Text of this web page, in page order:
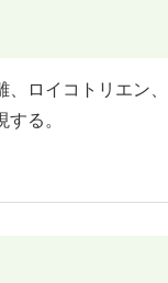
、ロイコトリエン、
る。